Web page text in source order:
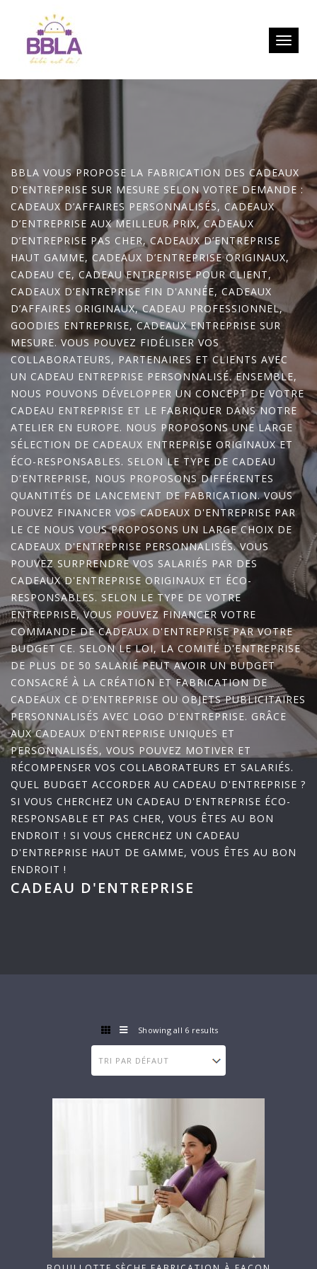
Toggle
BBLA VOUS PROPOSE LA FABRICATION DES CADEAUX
D'ENTREPRISE SUR MESURE SELON VOTRE DEMANDE :
CADEAUX D’AFFAIRES PERSONNALISÉS, CADEAUX
D’ENTREPRISE AUX MEILLEUR PRIX, CADEAUX
D’ENTREPRISE PAS CHER, CADEAUX D’ENTREPRISE
HAUT GAMME, CADEAUX D’ENTREPRISE ORIGINAUX,
CADEAU CE, CADEAU ENTREPRISE POUR CLIENT,
CADEAUX D’ENTREPRISE FIN D'ANNÉE, CADEAUX
D’AFFAIRES ORIGINAUX, CADEAU PROFESSIONNEL,
GOODIES ENTREPRISE, CADEAUX ENTREPRISE SUR
MESURE. VOUS POUVEZ FIDÉLISER VOS
COLLABORATEURS, PARTENAIRES ET CLIENTS AVEC
UN CADEAU ENTREPRISE PERSONNALISÉ. ENSEMBLE,
NOUS POUVONS DÉVELOPPER UN CONCEPT DE VOTRE
CADEAU ENTREPRISE ET LE FABRIQUER DANS NOTRE
ATELIER EN EUROPE. NOUS PROPOSONS UNE LARGE
SÉLECTION DE CADEAUX ENTREPRISE ORIGINAUX ET
ÉCO-RESPONSABLES. SELON LE TYPE DE CADEAU
D'ENTREPRISE, NOUS PROPOSONS DIFFÉRENTES
QUANTITÉS DE LANCEMENT DE FABRICATION. VOUS
POUVEZ FINANCER VOS CADEAUX D'ENTREPRISE PAR
LE CE NOUS VOUS PROPOSONS UN LARGE CHOIX DE
CADEAUX D'ENTREPRISE PERSONNALISÉS. VOUS
POUVEZ SURPRENDRE VOS SALARIÉS PAR DES
CADEAUX D'ENTREPRISE ORIGINAUX ET ÉCO-
RESPONSABLES. SELON LE TYPE DE VOTRE
ENTREPRISE, VOUS POUVEZ FINANCER VOTRE
COMMANDE DE CADEAUX D'ENTREPRISE PAR VOTRE
BUDGET CE. SELON LE LOI, LA COMITÉ D'ENTREPRISE
DE PLUS DE 50 SALARIÉ PEUT AVOIR UN BUDGET
CONSACRÉ À LA CRÉATION ET FABRICATION DE
CADEAUX CE D'ENTREPRISE OU OBJETS PUBLICITAIRES
PERSONNALISÉS AVEC LOGO D'ENTREPRISE. GRÂCE
AUX CADEAUX D’ENTREPRISE UNIQUES ET
PERSONNALISÉS, VOUS POUVEZ MOTIVER ET
RÉCOMPENSER VOS COLLABORATEURS ET SALARIÉS.
QUEL BUDGET ACCORDER AU CADEAU D'ENTREPRISE ?
SI VOUS CHERCHEZ UN CADEAU D'ENTREPRISE ÉCO-
RESPONSABLE ET PAS CHER, VOUS ÊTES AU BON
ENDROIT ! SI VOUS CHERCHEZ UN CADEAU
D'ENTREPRISE HAUT DE GAMME, VOUS ÊTES AU BON
ENDROIT !
CADEAU D'ENTREPRISE
Showing all 6 results